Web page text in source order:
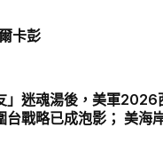
卡彭
」迷魂湯後，美軍2026
台戰略已成泡影； 美海
警船！分建軍事基地破解